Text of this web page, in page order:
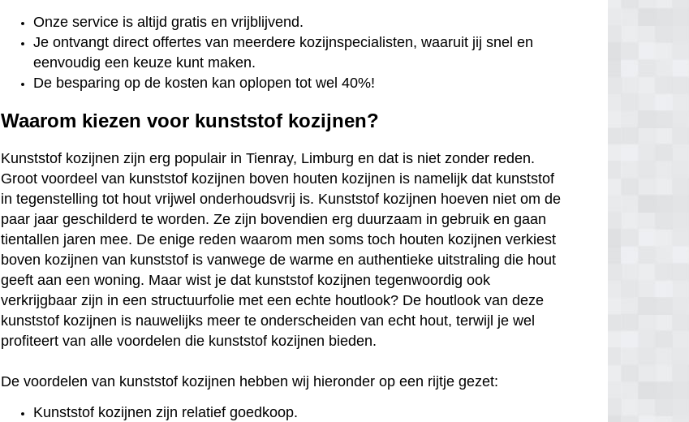
Onze service is altijd gratis en vrijblijvend.
Je ontvangt direct offertes van meerdere kozijnspecialisten, waaruit jij snel en
eenvoudig een keuze kunt maken.
De besparing op de kosten kan oplopen tot wel 40%!
Waarom kiezen voor kunststof kozijnen?
Kunststof kozijnen zijn erg populair in Tienray, Limburg en dat is niet zonder reden.
Groot voordeel van kunststof kozijnen boven houten kozijnen is namelijk dat kunststof
in tegenstelling tot hout vrijwel onderhoudsvrij is. Kunststof kozijnen hoeven niet om de
paar jaar geschilderd te worden. Ze zijn bovendien erg duurzaam in gebruik en gaan
tientallen jaren mee. De enige reden waarom men soms toch houten kozijnen verkiest
boven kozijnen van kunststof is vanwege de warme en authentieke uitstraling die hout
geeft aan een woning. Maar wist je dat kunststof kozijnen tegenwoordig ook
verkrijgbaar zijn in een structuurfolie met een echte houtlook? De houtlook van deze
kunststof kozijnen is nauwelijks meer te onderscheiden van echt hout, terwijl je wel
profiteert van alle voordelen die kunststof kozijnen bieden.
De voordelen van kunststof kozijnen hebben wij hieronder op een rijtje gezet:
Kunststof kozijnen zijn relatief goedkoop.